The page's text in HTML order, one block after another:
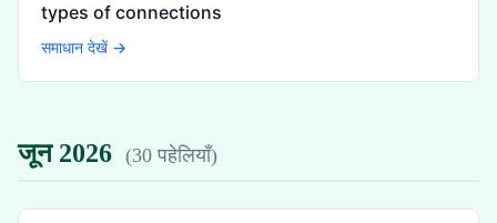
types of connections
समाधान देखें →
जून 2026 (30 पहेलियाँ)